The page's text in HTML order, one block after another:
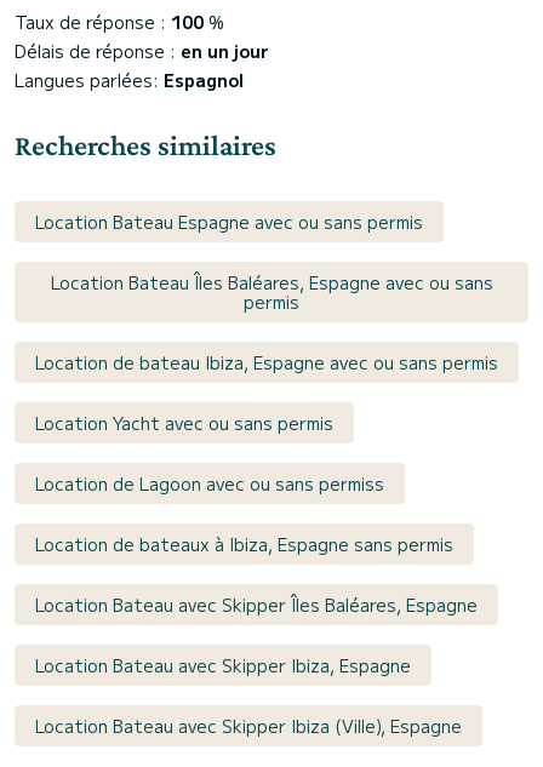
Taux de réponse : 100 %
Délais de réponse : en un jour
Langues parlées: Espagnol
Recherches similaires
Location Bateau Espagne avec ou sans permis
Location Bateau Îles Baléares, Espagne avec ou sans
permis
Location de bateau Ibiza, Espagne avec ou sans permis
Location Yacht avec ou sans permis
Location de Lagoon avec ou sans permiss
Location de bateaux à Ibiza, Espagne sans permis
Location Bateau avec Skipper Îles Baléares, Espagne
Location Bateau avec Skipper Ibiza, Espagne
Location Bateau avec Skipper Ibiza (Ville), Espagne